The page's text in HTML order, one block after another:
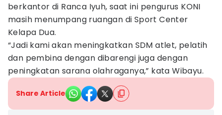
berkantor di Ranca Iyuh, saat ini pengurus KONI
masih menumpang ruangan di Sport Center
Kelapa Dua.
“Jadi kami akan meningkatkan SDM atlet, pelatih
dan pembina dengan dibarengi juga dengan
peningkatan sarana olahraganya,” kata Wibayu.
Share Article